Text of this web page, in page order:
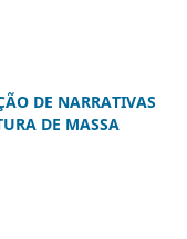
DE NARRATIVAS
DE MASSA